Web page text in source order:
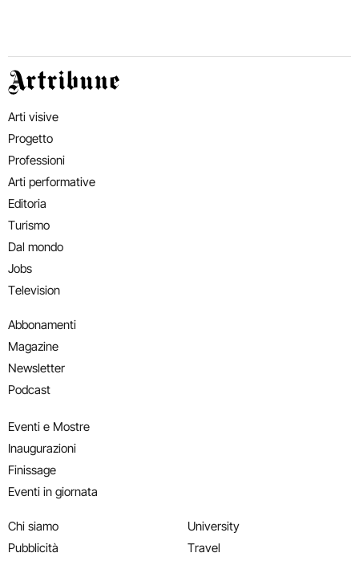
Artribune
Arti visive
Progetto
Professioni
Arti performative
Editoria
Turismo
Dal mondo
Jobs
Television
Abbonamenti
Magazine
Newsletter
Podcast
Eventi e Mostre
Inaugurazioni
Finissage
Eventi in giornata
Chi siamo
Pubblicità
University
Travel